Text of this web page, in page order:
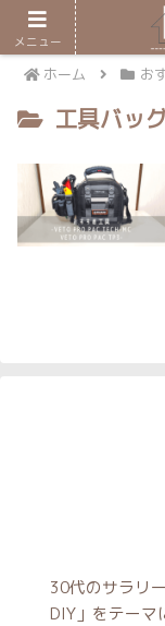
ホーム お
工具バッ
30代のサラリ
DIY」をテーマ
メニュー